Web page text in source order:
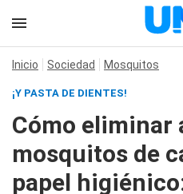
Inicio Sociedad Mosquitos
¡Y PASTA DE DIENTES!
Cómo eliminar
mosquitos de
papel